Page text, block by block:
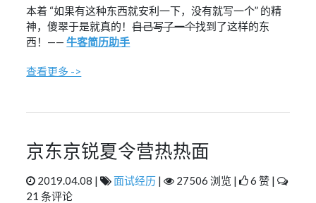
本着 “如果有这种东西就安利一下，没有就写一个” 的精
神，傻翠于是就真的！自己写了一个找到了这样的东
西！——牛客简历助手
查看更多 ->
京东京锐夏令营热热面
2019.04.08 | 面试经历 | 27506 浏览 |
6 赞 |
21 条评论